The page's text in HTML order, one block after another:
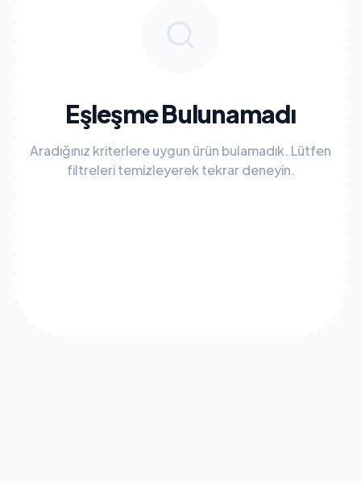
Eşleşme Bulunamadı
Aradığınız kriterlere uygun ürün bulamadık. Lütfen
filtreleri temizleyerek tekrar deneyin.